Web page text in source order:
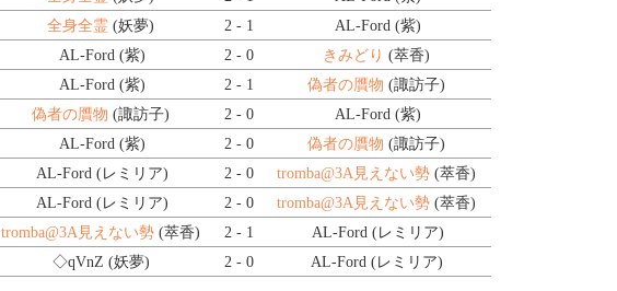
全身全霊 (妖夢) 2 - 1 AL-Ford (紫)
AL-Ford (紫) 2 - 0 きみどり (萃香)
AL-Ford (紫) 2 - 1 偽者の贋物 (諏訪子)
偽者の贋物 (諏訪子) 2 - 0 AL-Ford (紫)
AL-Ford (紫) 2 - 0 偽者の贋物 (諏訪子)
AL-Ford (レミリア) 2 - 0 tromba@3A見えない勢 (萃香)
AL-Ford (レミリア) 2 - 0 tromba@3A見えない勢 (萃香)
tromba@3A見えない勢 (萃香) 2 - 1 AL-Ford (レミリア)
◇qVnZ (妖夢) 2 - 0 AL-Ford (レミリア)